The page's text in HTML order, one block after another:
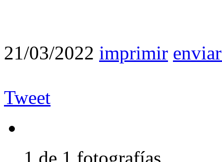
21/03/2022 imprimir
Tweet
1 de 1 fotografías